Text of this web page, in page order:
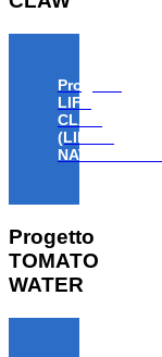
Progetto
LIFE
CLAW
(LIFE18
NAT/IT/000806)
Progetto
TOMATO
WATER